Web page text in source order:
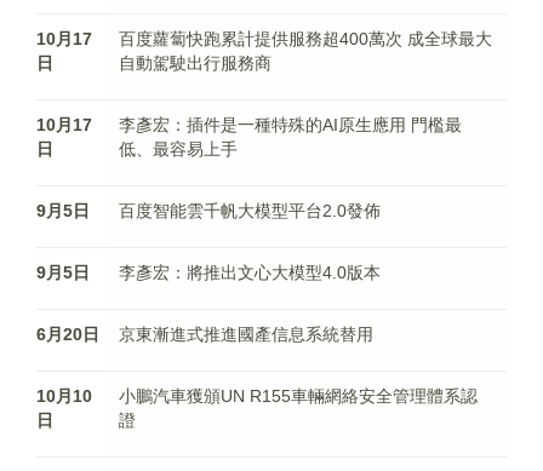
10月17
日
百度蘿蔔快跑累計提供服務超400萬次 成全球最大
自動駕駛出行服務商
10月17
日
李彥宏：插件是一種特殊的AI原生應用 門檻最
低、最容易上手
9月5日 百度智能雲千帆大模型平台2.0發佈
9月5日 李彥宏：將推出文心大模型4.0版本
6月20日 京東漸進式推進國產信息系統替用
10月10
日
小鵬汽車獲頒UN R155車輛網絡安全管理體系認
證